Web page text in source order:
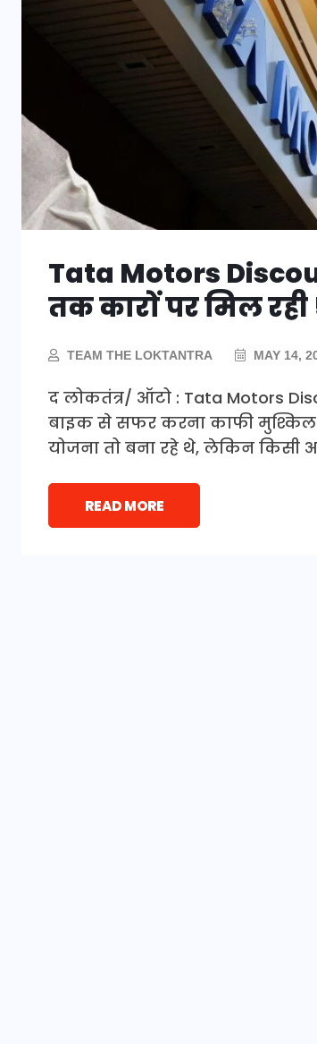
Tata Motors
तक कारों पर मिल
TEAM THE LOKTANTRA MAY 14,
द लोकतंत्र/ ऑटो : Tata Motors
बाइक से सफर करना काफी मुश्किल
योजना तो बना रहे थे, लेकिन किसी
READ MORE